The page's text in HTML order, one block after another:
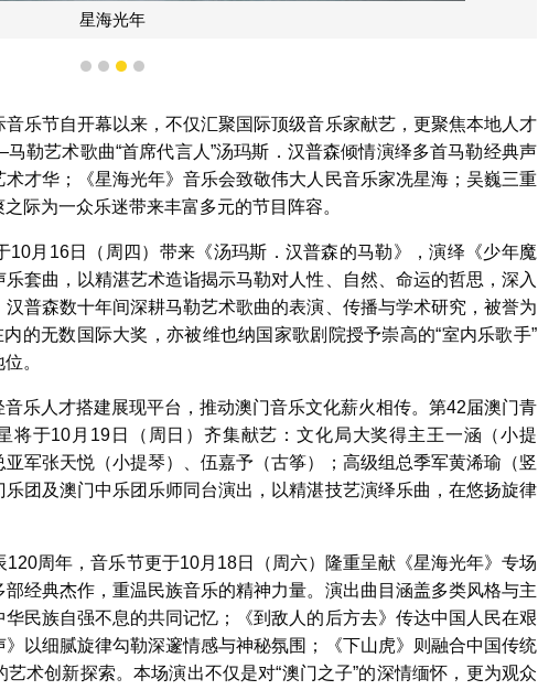
星海光年
1 2 3 4
乐节自开幕以来，不仅汇聚国际顶级音乐家献艺，更聚焦本地人才
勒艺术歌曲“首席代言人”汤玛斯．汉普森倾情演绎多首马勒经典声
才华；《星海光年》音乐会致敬伟大人民音乐家冼星海；吴巍三重
际为一众乐迷带来丰富多元的节目阵容。
10月16日（周四）带来《汤玛斯．汉普森的马勒》，演绎《少年魔
套曲，以精湛艺术造诣揭示马勒对人性、自然、命运的哲思，深入
普森数十年间深耕马勒艺术歌曲的表演、传播与学术研究，被誉为
的无数国际大奖，亦被维也纳国家歌剧院授予崇高的“室内乐歌手”
。
乐人才搭建展现平台，推动澳门音乐文化薪火相传。第42届澳门青
将于10月19日（周日）齐集献艺：文化局大奖得主王一涵（小提
军张天悦（小提琴）、伍嘉予（古筝）；高级组总季军黄浠瑜（竖
团及澳门中乐团乐师同台演出，以精湛技艺演绎乐曲，在悠扬旋律
周年，音乐节更于10月18日（周六）隆重呈献《星海光年》专场
经典杰作，重温民族音乐的精神力量。演出曲目涵盖多类风格与主
民族自强不息的共同记忆；《到敌人的后方去》传达中国人民在艰
以细腻旋律勾勒深邃情感与神秘氛围；《下山虎》则融合中国传统
术创新探索。本场演出不仅是对“澳门之子”的深情缅怀，更为观众